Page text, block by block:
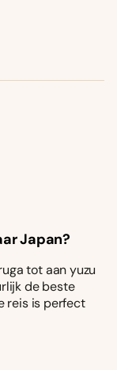
Japan?
tot aan yuzu
de beste
reis is perfect